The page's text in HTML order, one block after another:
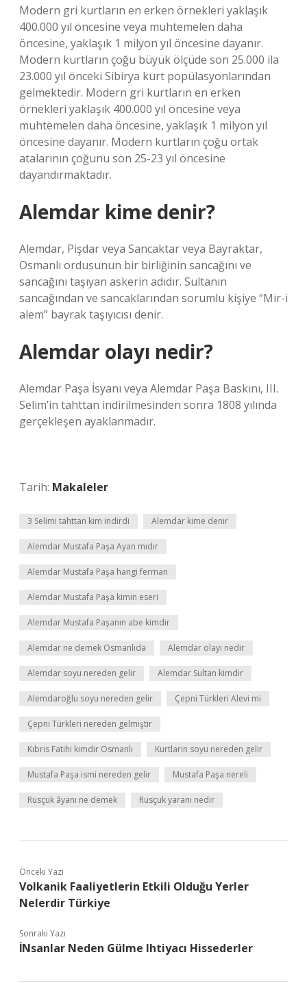
Modern gri kurtların en erken örnekleri yaklaşık
400.000 yıl öncesine veya muhtemelen daha
öncesine, yaklaşık 1 milyon yıl öncesine dayanır.
Modern kurtların çoğu büyük ölçüde son 25.000 ila
23.000 yıl önceki Sibirya kurt popülasyonlarından
gelmektedir. Modern gri kurtların en erken
örnekleri yaklaşık 400.000 yıl öncesine veya
muhtemelen daha öncesine, yaklaşık 1 milyon yıl
öncesine dayanır. Modern kurtların çoğu ortak
atalarının çoğunu son 25-23 yıl öncesine
dayandırmaktadır.
Alemdar kime denir?
Alemdar, Pişdar veya Sancaktar veya Bayraktar,
Osmanlı ordusunun bir birliğinin sancağını ve
sancağını taşıyan askerin adıdır. Sultanın
sancağından ve sancaklarından sorumlu kişiye “Mir-i
alem” bayrak taşıyıcısı denir.
Alemdar olayı nedir?
Alemdar Paşa İsyanı veya Alemdar Paşa Baskını, III.
Selim’in tahttan indirilmesinden sonra 1808 yılında
gerçekleşen ayaklanmadır.
Tarih: Makaleler
3 Selimi tahttan kim indirdi Alemdar kime denir
Alemdar Mustafa Paşa Ayan mıdır
Alemdar Mustafa Paşa hangi ferman
Alemdar Mustafa Paşa kimin eseri
Alemdar Mustafa Paşanın abe kimdir
Alemdar ne demek Osmanlıda Alemdar olayı nedir
Alemdar soyu nereden gelir Alemdar Sultan kimdir
Alemdaroğlu soyu nereden gelir Çepni Türkleri Alevi mi
Çepni Türkleri nereden gelmiştir
Kıbrıs Fatihi kimdir Osmanlı Kurtlarin soyu nereden gelir
Mustafa Paşa ismi nereden gelir Mustafa Paşa nereli
Rusçuk âyanı ne demek Rusçuk yaranı nedir
Önceki Yazı
Volkanik Faaliyetlerin Etkili Olduğu Yerler
Nelerdir Türkiye
Sonraki Yazı
İNsanlar Neden Gülme Ihtiyacı Hissederler